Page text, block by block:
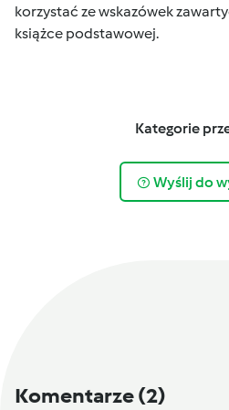
korzystać ze wskazówek
książce podstawowej.
Kategorie
Wyślij do
Komentarze(2)